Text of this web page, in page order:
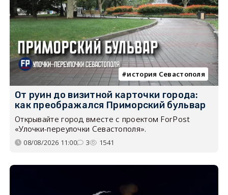
история Севастополя
От руин до визитной карточки города:
как преображался Приморский бульвар
Открывайте город вместе с проектом ForPost
«Улочки-переулочки Севастополя».
08/08/2026 11:00 3 1541